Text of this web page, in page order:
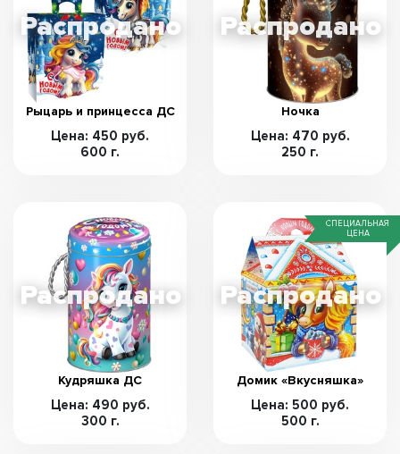
Рыцарь и принцесса ДС
Цена: 450 руб.
600 г.
Ночка
Цена: 470 руб.
250 г.
Кудряшка ДС
Цена: 490 руб.
300 г.
СПЕЦИАЛЬНАЯ
ЦЕНА
Домик «Вкусняшка»
Цена: 500 руб.
500 г.